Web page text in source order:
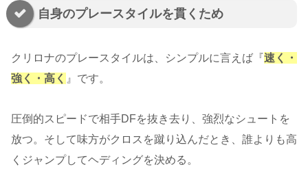
自身のプレースタイルを貫くため
クリロナのプレースタイルは、シンプルに言えば『速く・
強く・高く 』です。
圧倒的スピードで相手DFを抜き去り、強烈なシュートを
放つ。そして味方がクロスを蹴り込んだとき、誰よりも高
くジャンプしてヘディングを決める。